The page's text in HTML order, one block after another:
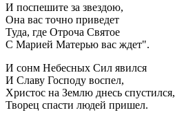
И поспешите за звездою,
Она вас точно приведет
Туда, где Отроча Святое
С Марией Матерью вас ждет".
И сонм Небесных Сил явился
И Славу Господу воспел,
Христос на Землю днесь спустился,
Творец спасти людей пришел.